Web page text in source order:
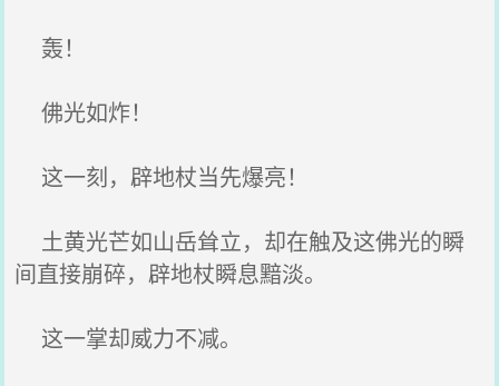
轰！
佛光如炸！
这一刻，辟地杖当先爆亮！
土黄光芒如山岳耸立，却在触及这佛光的瞬
间直接崩碎，辟地杖瞬息黯淡。
这一掌却威力不减。